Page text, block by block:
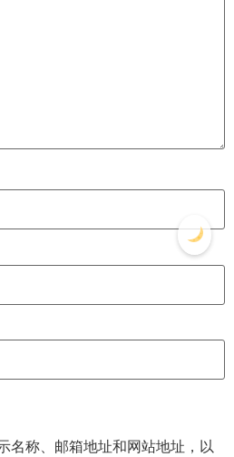
名称、邮箱地址和网站地址，以